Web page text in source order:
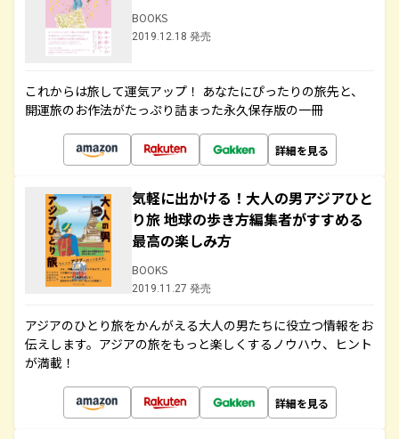
BOOKS
2019.12.18 発売
これからは旅して運気アップ！ あなたにぴったりの旅先と、
開運旅のお作法がたっぷり詰まった永久保存版の一冊
詳細を見る
気軽に出かける！大人の男アジアひと
り旅 地球の歩き方編集者がすすめる
最高の楽しみ方
BOOKS
2019.11.27 発売
アジアのひとり旅をかんがえる大人の男たちに役立つ情報をお
伝えします。アジアの旅をもっと楽しくするノウハウ、ヒント
が満載！
詳細を見る